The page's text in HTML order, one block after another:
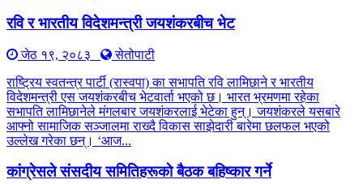
रवि र भारतीय विदेशमन्त्री जयशंकरबीच भेट
जेठ १९, २०८३
सेतोपाटी
राष्ट्रिय स्वतन्त्र पार्टी (रास्वपा) का सभापति रवि लामिछाने र भारतीय
विदेशमन्त्री एस जयशंकरबीच भेटवार्ता भएको छ। भारत भ्रमणमा रहेका
सभापति लामिछानेले मंगलबार जयशंकरलाई भेटेका हुन्। जयशंकरले यसबारे
आफ्नो सामाजिक सञ्जालमा राख्दै विकास साझेदारी बारेमा छलफल भएको
उल्लेख गरेका छन्। ‘आज...
कांग्रेसले संसदीय समितिहरूकाे बैठक बहिष्कार गर्ने